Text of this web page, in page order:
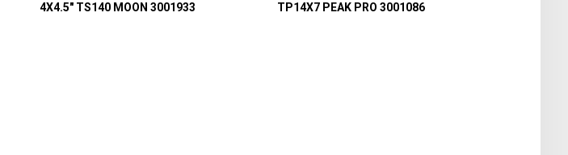
4X4.5″ TS140 MOON 3001933
TP14X7 PEAK PRO 3001086